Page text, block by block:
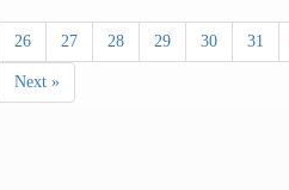
26 27 28 29 30 31
Next »